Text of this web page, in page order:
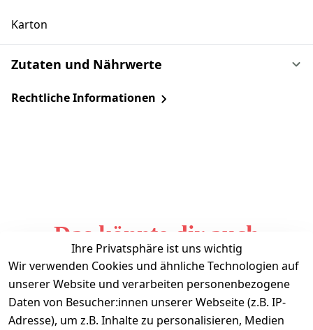
Karton
Zutaten und Nährwerte
Rechtliche Informationen
Das könnte dir auch
gefallen
Ihre Privatsphäre ist uns wichtig
Wir verwenden Cookies und ähnliche Technologien auf
unserer Website und verarbeiten personenbezogene
Daten von Besucher:innen unserer Webseite (z.B. IP-
Adresse), um z.B. Inhalte zu personalisieren, Medien